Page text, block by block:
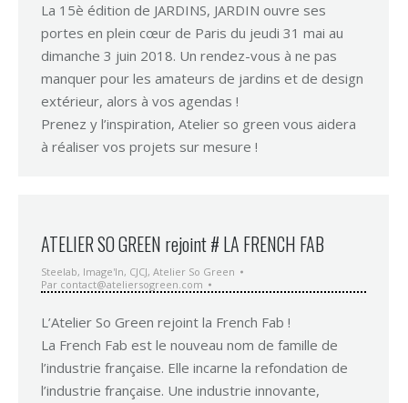
La 15è édition de JARDINS, JARDIN ouvre ses
portes en plein cœur de Paris du jeudi 31 mai au
dimanche 3 juin 2018. Un rendez-vous à ne pas
manquer pour les amateurs de jardins et de design
extérieur, alors à vos agendas !
Prenez y l’inspiration, Atelier so green vous aidera
à réaliser vos projets sur mesure !
ATELIER SO GREEN rejoint # LA FRENCH FAB
Steelab, Image'In, CJCJ, Atelier So Green
Par contact@ateliersogreen.com
L’Atelier So Green rejoint la French Fab !
La French Fab est le nouveau nom de famille de
l’industrie française. Elle incarne la refondation de
l’industrie française. Une industrie innovante,